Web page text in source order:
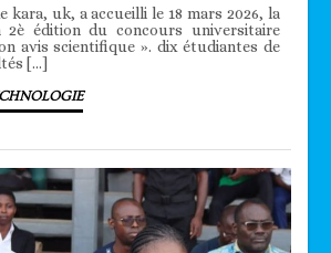
kara, uk, a accueilli le 18 mars 2026, la
2è édition du concours universitaire
avis scientifique ». dix étudiantes de
[…]